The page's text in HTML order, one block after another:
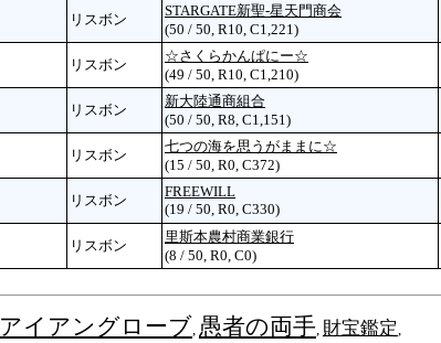
リスボン
STARGATE新聖-星天門商会
(50 / 50, R10, C1,221)
リスボン
☆さくらかんぱにー☆
(49 / 50, R10, C1,210)
リスボン
新大陸通商組合
(50 / 50, R8, C1,151)
リスボン
七つの海を思うがままに☆
(15 / 50, R0, C372)
リスボン
FREEWILL
(19 / 50, R0, C330)
リスボン
里斯本農村商業銀行
(8 / 50, R0, C0)
アイアングローブ 愚者の両手 財宝鑑定